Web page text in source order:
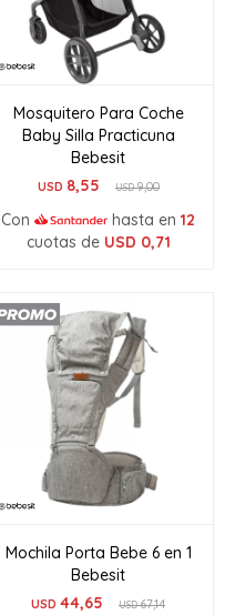
Mosquitero Para Coche
Baby Silla Practicuna
Bebesit
USD 8,55 USD9,00
Con hasta en 12
cuotas de USD 0,71
Mochila Porta Bebe 6 en 1
Bebesit
USD 44,65 USD67,14